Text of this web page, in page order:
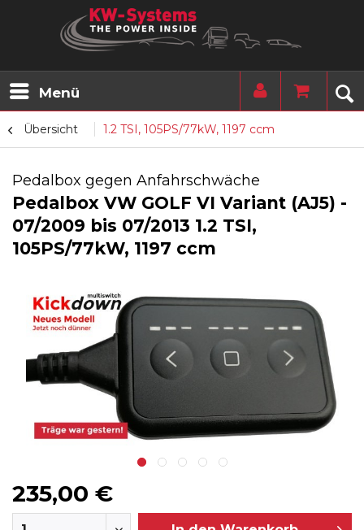
Menü
Übersicht 1.2 TSI, 105PS/77kW, 1197 ccm
Pedalbox gegen Anfahrschwäche
Pedalbox VW GOLF VI Variant (AJ5) -
07/2009 bis 07/2013 1.2 TSI,
105PS/77kW, 1197 ccm
235,00 €